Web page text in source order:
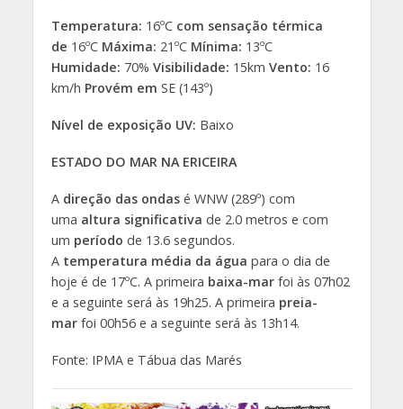
Temperatura: 16ºC com sensação térmica
de 16ºC Máxima: 21ºC Mínima: 13ºC
Humidade: 70% Visibilidade: 15km Vento: 16
km/h Provém em SE (143º)
Nível de exposição UV: Baixo
ESTADO DO MAR NA ERICEIRA
Adireção das ondasé WNW (289º) com
uma altura significativa de 2.0 metros e com
um período de 13.6 segundos.
A temperatura média da água para o dia de
hoje é de 17ºC. A primeira baixa-mar foi às 07h02
e a seguinte será às 19h25. A primeira preia-
mar foi 00h56 e a seguinte será às 13h14.
Fonte: IPMA e Tábua das Marés